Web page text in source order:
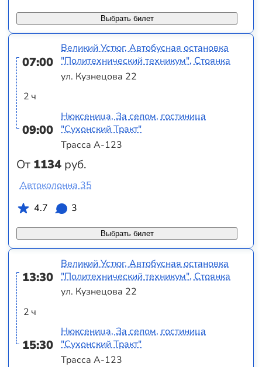
Выбрать билет
07:00
2 ч
09:00
От 1134 руб.
Великий Устюг, Автобусная остановка
"Политехнический техникум", Стоянка
ул. Кузнецова 22
Нюксеница, За селом, гостиница
"Сухонский Тракт"
Трасса А-123
Выбрать билет
Автоколонна 35
4.7
3
13:30
2 ч
15:30
Великий Устюг, Автобусная остановка
"Политехнический техникум", Стоянка
ул. Кузнецова 22
Нюксеница, За селом, гостиница
"Сухонский Тракт"
Трасса А-123